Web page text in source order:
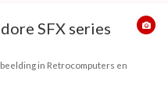
SFX series
in Retrocomputers en